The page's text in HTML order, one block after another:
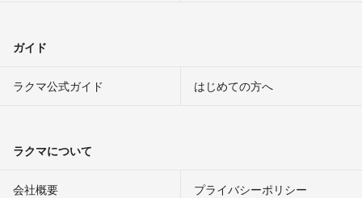
ガイド
ラクマ公式ガイド はじめての方へ
ラクマについて
会社概要 プライバシーポリシー